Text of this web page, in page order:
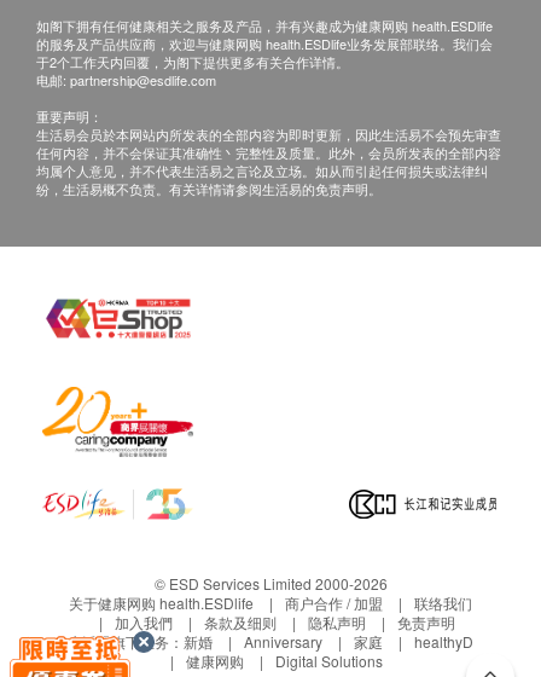
如阁下拥有任何健康相关之服务及产品，并有兴趣成为健康网购 health.ESDlife
的服务及产品供应商，欢迎与健康网购 health.ESDlife业务发展部联络。我们会
于2个工作天内回覆，为阁下提供更多有关合作详情。
电邮: partnership@esdlife.com
重要声明：
生活易会员於本网站内所发表的全部内容为即时更新，因此生活易不会预先审查
任何内容，并不会保证其准确性丶完整性及质量。此外，会员所发表的全部内容
均属个人意见，并不代表生活易之言论及立场。如从而引起任何损失或法律纠
纷，生活易概不负责。有关详情请参阅生活易的免责声明。
© ESD Services Limited 2000-2026
关于健康网购 health.ESDlife
商户合作 / 加盟
联络我们
加入我們
条款及细则 隐私声明
免责声明
生活易旗下业务： 新婚 Anniversary 家庭
healthyD
健康网购
Digital Solutions